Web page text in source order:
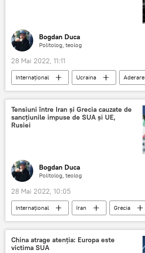
Bogdan Duca
Politolog, teolog
28 Mai 2022, 11:11
Internaţional Ucraina
Aderare
UE
Finlanda
Tensiuni între Iran şi Grecia cauzate de
sancţiunile impuse de SUA şi UE,
Rusiei
Bogdan Duca
Politolog, teolog
28 Mai 2022, 10:05
Internaţional Iran
Grecia
tensiuni
China atrage atenţia: Europa este
victima SUA